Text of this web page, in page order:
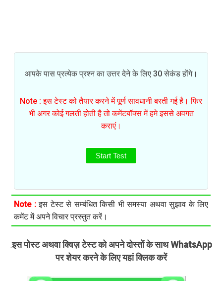
आपके पास प्रत्येक प्रश्न का उत्तर देने के लिए 30 सेकंड होंगे।
Note : इस टेस्ट को तैयार करने में पूर्ण सावधानी बरती गई है। फिर
भी अगर कोई गलती होती है तो कमेंटबॉक्स में हमे इससे अवगत
कराएं।
Start Test
Note :इस टेस्ट से सम्बंधित किसी भी समस्या अथवा सुझाव के लिए
कमेंट में अपने विचार प्रस्तुत करें।
.इस पोस्ट अथवा क्विज़ टेस्ट को अपने दोस्तों के साथ WhatsApp
पर शेयर करने के लिए यहां क्लिक करें